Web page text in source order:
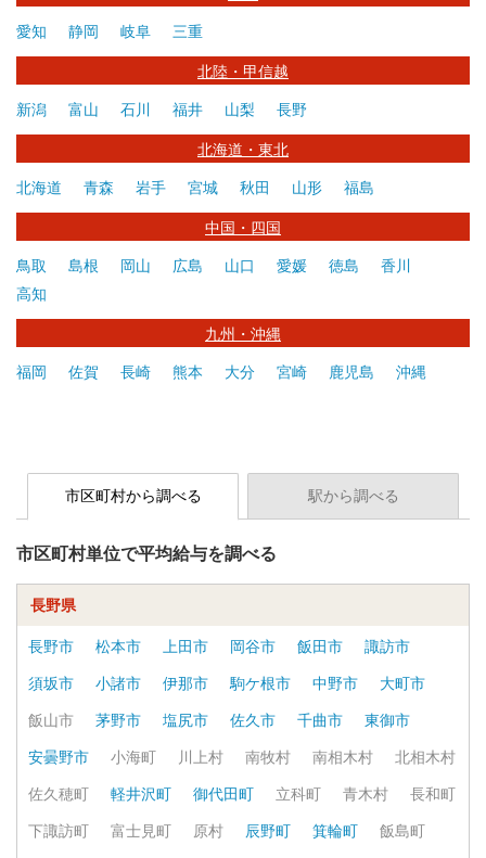
愛知 静岡 岐阜 三重
北陸・甲信越
新潟 富山 石川 福井 山梨 長野
北海道・東北
北海道 青森 岩手 宮城 秋田 山形 福島
中国・四国
鳥取 島根 岡山 広島 山口 愛媛 徳島
香川
高知
九州・沖縄
福岡 佐賀 長崎 熊本 大分 宮崎 鹿児島 沖縄
市区町村から調べる 駅から調べる
市区町村単位で平均給与を調べる
長野県
長野市 松本市 上田市 岡谷市 飯田市 諏訪市
須坂市 小諸市 伊那市 駒ケ根市 中野市 大町市
飯山市 茅野市 塩尻市 佐久市 千曲市 東御市
安曇野市 小海町 川上村 南牧村 南相木村 北相木村
佐久穂町 軽井沢町 御代田町 立科町 青木村 長和町
下諏訪町 富士見町 原村 辰野町 箕輪町 飯島町